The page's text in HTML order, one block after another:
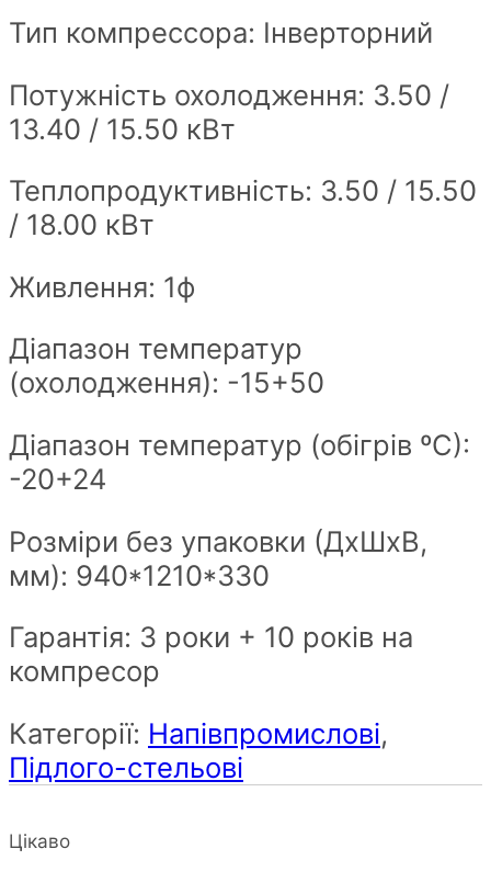
Тип компрессора: Інверторний
Потужність охолодження: 3.50 /
13.40 / 15.50 кВт
Теплопродуктивність: 3.50 / 15.50
/ 18.00 кВт
Живлення: 1ф
Діапазон температур
(охолодження): -15+50
Діапазон температур (обігрів ºС):
-20+24
Розміри без упаковки (ДхШxВ,
мм): 940*1210*330
Гарантія: 3 роки + 10 років на
компресор
Категорії: Напівпромислові,
Підлого-стельові
Цікаво